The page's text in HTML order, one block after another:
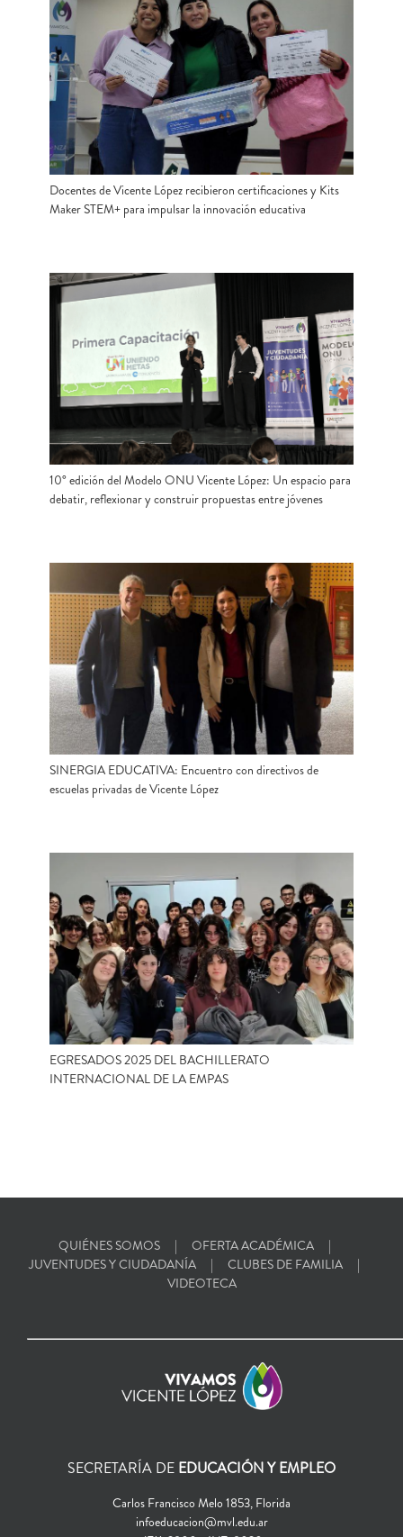
Docentes de Vicente López recibieron certificaciones y Kits
Maker STEM+ para impulsar la innovación educativa
10° edición del Modelo ONU Vicente López: Un espacio para
debatir, reflexionar y construir propuestas entre jóvenes
SINERGIA EDUCATIVA: Encuentro con directivos de
escuelas privadas de Vicente López
EGRESADOS 2025 DEL BACHILLERATO
INTERNACIONAL DE LA EMPAS
QUIÉNES SOMOS
OFERTA ACADÉMICA
JUVENTUDES Y CIUDADANÍA
CLUBES DE FAMILIA
VIDEOTECA
SECRETARÍA DE EDUCACIÓN Y EMPLEO
Carlos Francisco Melo 1853, Florida
infoeducacion@mvl.edu.ar